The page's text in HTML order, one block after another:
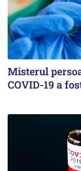
Misterul
COVID-19 a